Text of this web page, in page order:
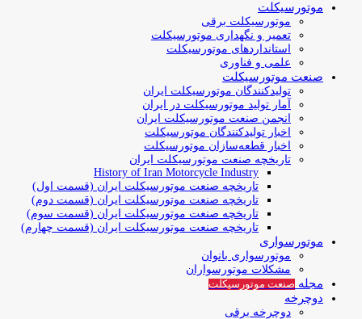
موتورسیکلت
موتورسیکلت برقی
تعمیر و نگهداری موتورسیکلت
استانداردهای موتورسیکلت
علمی و فناوری
صنعت موتورسیکلت
تولیدکنندگان موتورسیکلت ایران
آمار تولید موتورسیکلت در ایران
انجمن صنعت موتورسیکلت ایران
اخبار تولیدکنندگان موتورسیکلت
اخبار قطعه‌سازان موتورسیکلت
تاریخچه صنعت موتورسیکلت ایران
History of Iran Motorcycle Industry
تاریخچه صنعت موتورسیکلت ایران (قسمت اول)
تاریخچه صنعت موتورسیکلت ایران (قسمت دوم)
تاریخچه صنعت موتورسیکلت ایران (قسمت سوم)
تاریخچه صنعت موتورسیکلت ایران (قسمت چهارم)
موتورسواری
موتورسواری بانوان
مشکلات موتورسواران
مجله صنعت موتورسیکلت
دوچرخه
دوچرخه برقی